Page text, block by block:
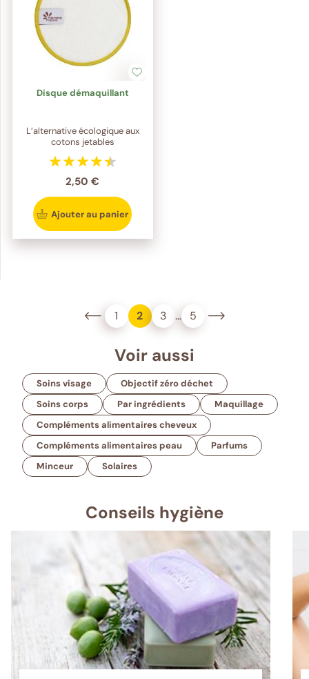
Disque démaquillant
L’alternative écologique aux
cotons jetables
2,50 €
Ajouter au panier
1 2 3 … 5
Voir aussi
Soins visage
Objectif zéro déchet
Soins corps
Par ingrédients
Maquillage
Compléments alimentaires cheveux
Compléments alimentaires peau
Parfums
Minceur
Solaires
Conseils hygiène